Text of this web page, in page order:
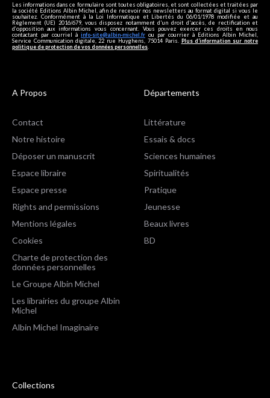
Les informations dans ce formulaire sont toutes obligatoires, et sont collectées et traitées par
la société Editions Albin Michel, afin de recevoir nos newsletters au format digital si vous le
souhaitez. Conformément à la Loi Informatique et Libertés du 06/01/1978 modifiée et au
Règlement (UE) 2016/679, vous disposez notamment d'un droit d'accès, de rectification et
d’opposition aux informations vous concernant. Vous pouvez exercer ces droits en nous
contactant par courriel à info-site@albin-michel.fr ou par courrier à Editions Albin Michel,
Service Communication digitale, 22 rue Huyghens, 75014 Paris. Plus d’information sur notre
politique de protection de vos données personnelles
A Propos
Contact
Notre histoire
Déposer un manuscrit
Espace libraire
Espace presse
Rights and permissions
Mentions légales
Cookies
Charte de protection des
données personnelles
Le Groupe Albin Michel
Les librairies du groupe Albin
Michel
Albin Michel Imaginaire
Départements
Littérature
Essais & docs
Sciences humaines
Spiritualités
Pratique
Jeunesse
Beaux livres
BD
Collections